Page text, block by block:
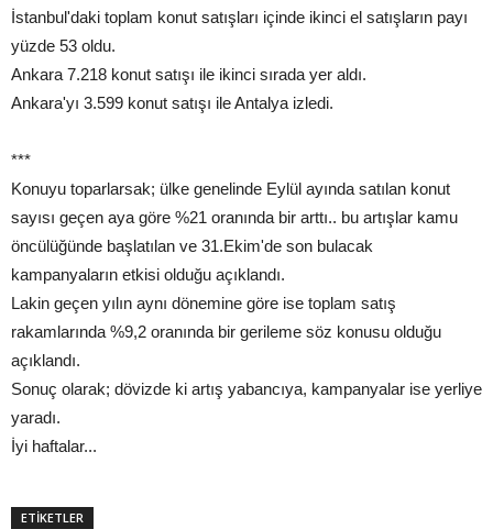
İstanbul'daki toplam konut satışları içinde ikinci el satışların payı
yüzde 53 oldu.
Ankara 7.218 konut satışı ile ikinci sırada yer aldı.
Ankara'yı 3.599 konut satışı ile Antalya izledi.
***
Konuyu toparlarsak; ülke genelinde Eylül ayında satılan konut
sayısı geçen aya göre %21 oranında bir arttı.. bu artışlar kamu
öncülüğünde başlatılan ve 31.Ekim'de son bulacak
kampanyaların etkisi olduğu açıklandı.
Lakin geçen yılın aynı dönemine göre ise toplam satış
rakamlarında %9,2 oranında bir gerileme söz konusu olduğu
açıklandı.
Sonuç olarak; dövizde ki artış yabancıya, kampanyalar ise yerliye
yaradı.
İyi haftalar...
ETİKETLER